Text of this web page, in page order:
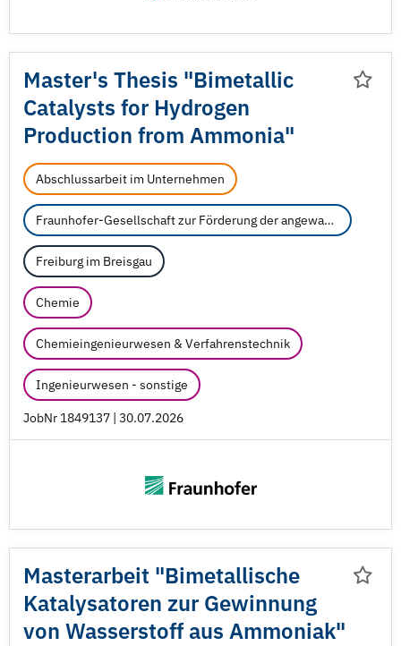
Master's Thesis "Bimetallic
Catalysts for Hydrogen
Production from Ammonia"
Abschlussarbeit im Unternehmen
Fraunhofer-Gesellschaft zur Förderung der angewandten Forschung e.V.
Freiburg im Breisgau
Chemie
Chemieingenieurwesen & Verfahrenstechnik
Ingenieurwesen - sonstige
JobNr 1849137 | 30.07.2026
Masterarbeit "Bimetallische
Katalysatoren zur Gewinnung
von Wasserstoff aus Ammoniak"